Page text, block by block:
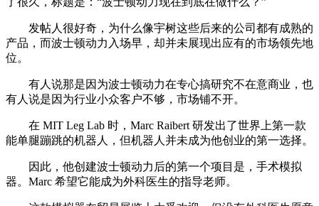
发帖人很好奇，为什么像宇树这些后来的公司都有成熟的
产品，而波士顿动力入场早，却并未展现出应有的市场领先地
位。
有人说那是因为波士顿动力在专心搞研究不在意商业，也
有人说是因为行业小众客户不够，市场铺不开。
在 MIT Leg Lab 时，Marc Raibert 研发出了世界上第一款
能单腿蹦跳的机器人，但机器人并未成为他创业的第一选择。
因此，他创建波士顿动力后的第一个项目是，手术模拟
器。Marc 希望它能成为外科医生的指导老师。